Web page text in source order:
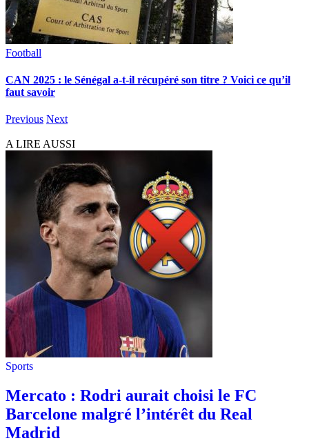
Football
CAN 2025 : le Sénégal a-t-il récupéré son titre ? Voici ce qu’il
faut savoir
Previous Next
A LIRE AUSSI
Sports
Mercato : Rodri aurait choisi le FC
Barcelone malgré l’intérêt du Real
Madrid